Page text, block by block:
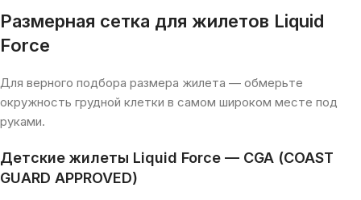
Размерная сетка для жилетов Liquid
Force
Для верного подбора размера жилета — обмерьте
окружность грудной клетки в самом широком месте под
руками.
Детские жилеты Liquid Force — CGA (COAST
GUARD APPROVED)